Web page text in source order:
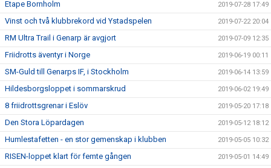
Etape Bornholm 2019-07-28 17:49
Vinst och två klubbrekord vid Ystadspelen 2019-07-22 20:04
RM Ultra Trail i Genarp är avgjort 2019-07-09 12:35
Friidrotts äventyr i Norge 2019-06-19 00:11
SM-Guld till Genarps IF, i Stockholm 2019-06-14 13:59
Hildesborgsloppet i sommarskrud 2019-06-02 19:49
8 friidrottsgrenar i Eslöv 2019-05-20 17:18
Den Stora Löpardagen 2019-05-12 18:12
Humlestafetten - en stor gemenskap i klubben 2019-05-05 10:32
RISEN-loppet klart för femte gången 2019-05-01 14:49